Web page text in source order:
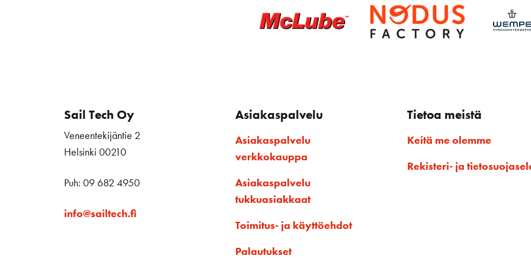
Sail Tech Oy
Veneentekijäntie 2
Helsinki 00210
Puh: 09 682 4950
info@sailtech.fi
Asiakaspalvelu
Asiakaspalvelu
verkkokauppa
Asiakaspalvelu
tukkuasiakkaat
Toimitus- ja käyttöehdot
Palautukset
Tietoa meistä
Keitä me olemme
Rekisteri- ja